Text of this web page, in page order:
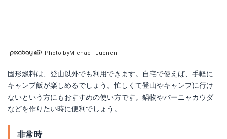
Photo byMichael_Luenen
固形燃料は、登山以外でも利用できます。自宅で使えば、手軽に
キャンプ飯が楽しめるでしょう。忙しくて登山やキャンプに行け
ないという方にもおすすめの使い方です。鍋物やバーニャカウダ
などを作りたい時に便利でしょう。
非常時